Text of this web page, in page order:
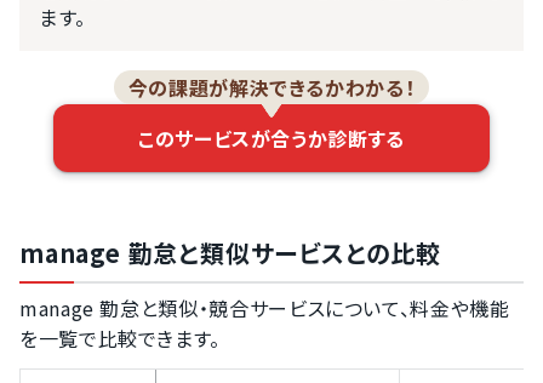
ます。
今の課題が解決できるかわかる！
このサービスが合うか診断する
manage 勤怠と類似サービスとの比較
manage 勤怠と類似・競合サービスについて、料金や機能
を一覧で比較できます。